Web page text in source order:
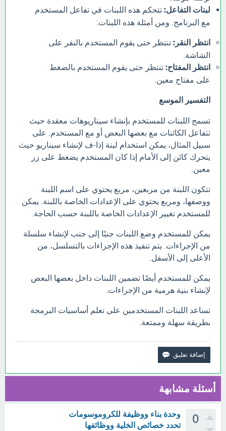
لبنات التفاعل: تتحكم هذه اللبنات في تفاعل المستخدم
مع البرنامج. ومن أمثلة هذه اللبنات:
انتظر النقر: تنتظر حتى يقوم المستخدم بالنقر على
الشاشة.
انتظر المفتاح: تنتظر حتى يقوم المستخدم بالضغط
على مفتاح معين.
التفسير الموسع
تسمح اللبنات للمستخدم بإنشاء سيناريوهات معقدة حيث
تتفاعل الكائنات مع بعضها البعض أو مع المستخدم. على
سبيل المثال، يمكن استخدام لبنة إذا-ف لإنشاء سيناريو حيث
يتحرك كائن إلى الأمام إذا كان المستخدم يضغط على زر
معين.
تتكون اللبنة من مربعين، مربع يحتوي على اسم اللبنة
ووصفها، ومربع يحتوي على الإعدادات الخاصة باللبنة. يمكن
للمستخدم تغيير الإعدادات الخاصة باللبنة حسب الحاجة.
يمكن للمستخدم وضع اللبنات جنبًا إلى جنب لإنشاء سلسلة
من الإجراءات. يتم تنفيذ هذه الإجراءات بالتسلسل، من
الأعلى إلى الأسفل.
يمكن للمستخدم أيضًا تضمين اللبنات داخل بعضها البعض
لإنشاء بنية هرمية من الإجراءات.
تساعد اللبنات المستخدمين على تعلم أساسيات البرمجة
بطريقة سهلة وممتعة.
أسئلة مشابهة
0
وحدة بناء ووظيفة للكروموسومات
تحدد خصائص الخلية ووظائفها